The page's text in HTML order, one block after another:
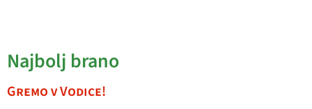
Najbolj brano
Gremo v Vodice!